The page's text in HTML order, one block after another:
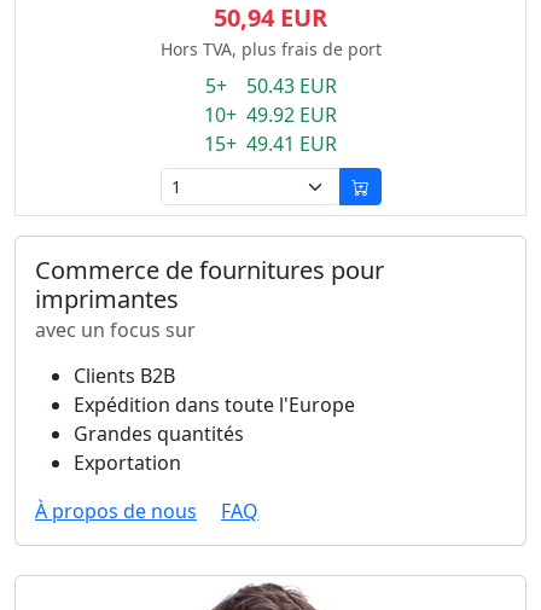
50,94 EUR
Hors TVA, plus frais de port
5+ 50.43 EUR
10+ 49.92 EUR
15+ 49.41 EUR
Commerce de fournitures pour
imprimantes
avec un focus sur
Clients B2B
Expédition dans toute l'Europe
Grandes quantités
Exportation
À propos de nous
FAQ